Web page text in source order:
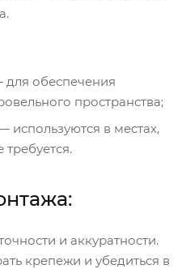
обеспечения
пространства;
в местах,
требуется.
и аккуратности.
крепежи и убедиться в